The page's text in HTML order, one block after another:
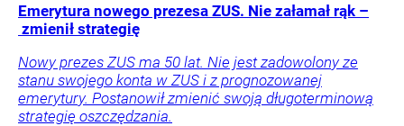
Emerytura nowego prezesa ZUS. Nie załamał rąk –
zmienił strategię
Nowy prezes ZUS ma 50 lat. Nie jest zadowolony ze
stanu swojego konta w ZUS i z prognozowanej
emerytury. Postanowił zmienić swoją długoterminową
strategię oszczędzania.